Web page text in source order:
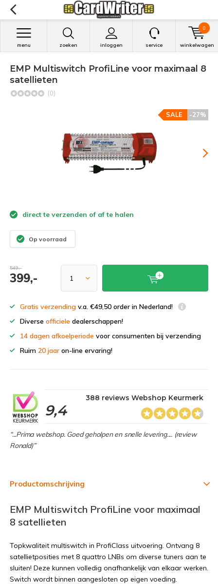
zoeken inloggen
menu service winkelwagen
0
EMP Multiswitch ProfiLine voor maximaal 8
satellieten
(0)
-27%
SALE
direct te verzenden of af te halen
Op voorraad
549,-
399,-
Gratis verzending v.a. €49,50 order in Nederland!
Diverse officiele dealerschappen!
14 dagen afkoelperiode voor consumenten bij verzending
Ruim 20 jaar on-line ervaring!
9,4
388 reviews Webshop Keurmerk
“...Prima webshop. Goed geholpen en snelle levering.... (review
Ronald)”
Productomschrijving
EMP Multiswitch ProfiLine voor maximaal
8 satellieten
Topkwaliteit multiswitch in ProfiClass uitvoering. Ontvang 8
satellietposities met 8 quattro LNBs om diverse tuners aan te
sluiten! Deze kunnen volledig onafhankelijk van elkaar werken.
Switch wordt binnen aangesloten op eigen voeding.